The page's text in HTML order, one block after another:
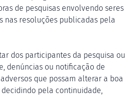
de pesquisas envolvendo seres
nas resoluções publicadas pela
dos participantes da pesquisa ou
denúncias ou notificação de
que possam alterar a boa
pela continuidade,